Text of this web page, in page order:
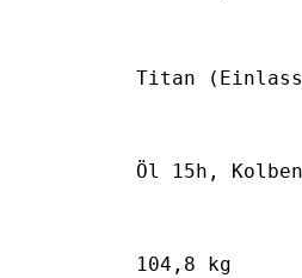
Titan
Öl 15h,
104,8 kg